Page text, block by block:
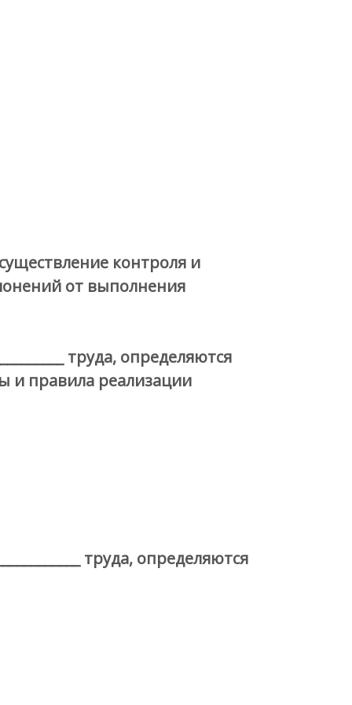
контроля и
от выполнения
труда, определяются
и правила реализации
труда, определяются